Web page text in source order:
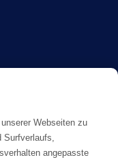
Webseiten zu
Surfverlaufs,
angepasste